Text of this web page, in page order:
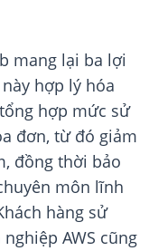
mang lại ba lợi
hợp lý hóa
hợp mức sử
đơn, từ đó giảm
đồng thời bảo
môn lĩnh
hàng sử
AWS cũng